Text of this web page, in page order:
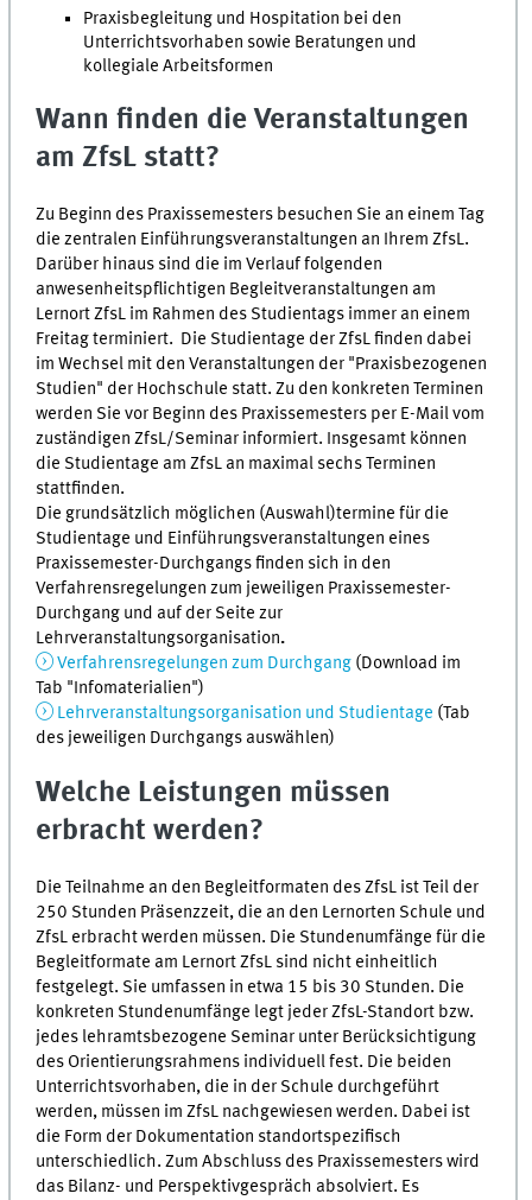
Praxisbegleitung und Hospitation bei den
Unterrichtsvorhaben sowie Beratungen und
kollegiale Arbeitsformen
Wann finden die Veranstaltungen
amZfsL statt?
Zu Beginn des Praxissemesters besuchen Sie an einem Tag
die zentralen Einführungsveranstaltungen an Ihrem ZfsL.
Darüber hinaus sind die im Verlauf folgenden
anwesenheitspflichtigen Begleitveranstaltungen am
LernortZfsL im Rahmen des Studientags immer an einem
Freitag terminiert. Die Studientage derZfsLfinden dabei
im Wechsel mit den Veranstaltungen der "Praxisbezogenen
Studien" der Hochschule statt. Zu den konkreten Terminen
werden Sie vor Beginn des Praxissemesters per E-Mail vom
zuständigenZfsL/Seminar informiert. Insgesamt können
die Studientage am ZfsL an maximal sechs Terminen
stattfinden.
Die grundsätzlich möglichen (Auswahl)termine für die
Studientage und Einführungsveranstaltungen eines
Praxissemester-Durchgangs finden sich in den
Verfahrensregelungen zum jeweiligen Praxissemester-
Durchgang und auf der Seite zur
Lehrveranstaltungsorganisation.
Verfahrensregelungen zum Durchgang (Download im
Tab "Infomaterialien")
Lehrveranstaltungsorganisation und Studientage (Tab
des jeweiligen Durchgangs auswählen)
Welche Leistungen müssen
erbracht werden?
Die Teilnahme an den Begleitformaten des ZfsL ist Teil der
250 Stunden Präsenzzeit, die an den Lernorten Schule und
ZfsL erbracht werden müssen. Die Stundenumfänge für die
Begleitformate am Lernort ZfsL sind nicht einheitlich
festgelegt. Sie umfassen in etwa 15 bis 30 Stunden. Die
konkreten Stundenumfänge legt jeder ZfsL-Standort bzw.
jedes lehramtsbezogene Seminar unter Berücksichtigung
des Orientierungsrahmens individuell fest. Die beiden
Unterrichtsvorhaben, die in der Schule durchgeführt
werden, müssen imZfsL nachgewiesen werden. Dabei ist
die Form der Dokumentation standortspezifisch
unterschiedlich. Zum Abschluss des Praxissemesters wird
das Bilanz- und Perspektivgespräch absolviert. Es